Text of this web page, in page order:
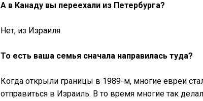
А в Канаду вы переехали из Петербурга?
Нет, из Израиля.
То есть ваша семья сначала направилась туда?
Когда открыли границы в 1989-м, многие евреи
отправиться в Израиль. В то время многие так